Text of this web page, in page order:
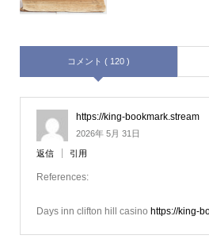
コメント ( 120 )
https://king-bookmark.stream
2026年 5月 31日
返信 引用
References:
Days inn clifton hill casino https://king-